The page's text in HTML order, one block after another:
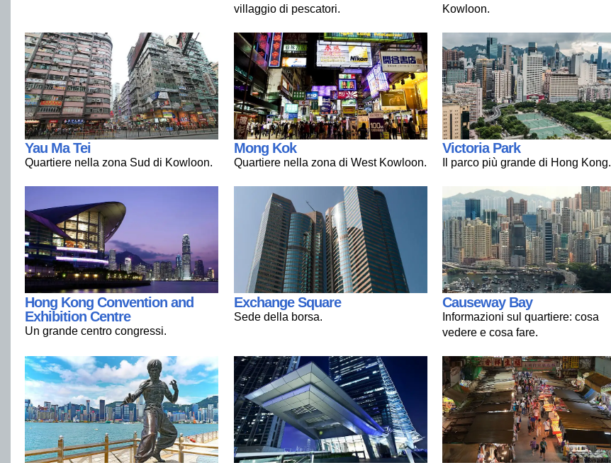
villaggio di pescatori.
Kowloon.
Yau Ma Tei
Quartiere nella zona Sud di Kowloon.
Mong Kok
Quartiere nella zona di West Kowloon.
Victoria Park
Il parco più grande di Hong Kong.
Hong Kong Convention and
Exhibition Centre
Un grande centro congressi.
Exchange Square
Sede della borsa.
Causeway Bay
Informazioni sul quartiere: cosa
vedere e cosa fare.